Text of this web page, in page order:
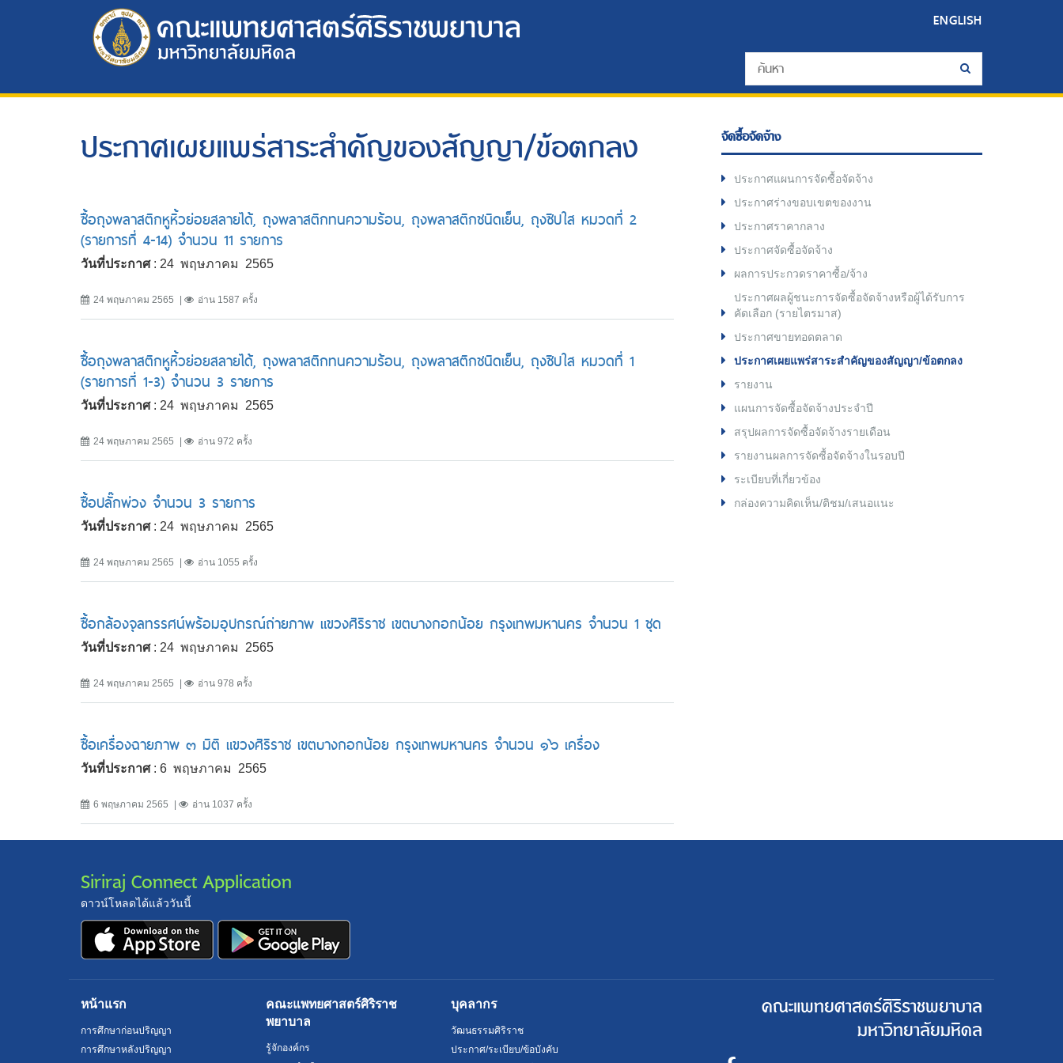
ENGLISH
ประกาศเผยแพร่สาระสำคัญของสัญญา/ข้อตกลง
ซื้อถุงพลาสติกหูหิ้วย่อยสลายได้, ถุงพลาสติกทนความร้อน, ถุงพลาสติกชนิดเย็น, ถุงซิปใส หมวดที่ 2
(รายการที่ 4-14) จำนวน 11 รายการ
วันที่ประกาศ: 24 พฤษภาคม 2565
24 พฤษภาคม 2565 อ่าน 1587 ครั้ง
ซื้อถุงพลาสติกหูหิ้วย่อยสลายได้, ถุงพลาสติกทนความร้อน, ถุงพลาสติกชนิดเย็น, ถุงซิปใส หมวดที่ 1
(รายการที่ 1-3) จำนวน 3 รายการ
วันที่ประกาศ: 24 พฤษภาคม 2565
24 พฤษภาคม 2565 อ่าน 972 ครั้ง
ซื้อปลั๊กพ่วง จำนวน 3 รายการ
วันที่ประกาศ: 24 พฤษภาคม 2565
24 พฤษภาคม 2565 อ่าน 1055 ครั้ง
ซื้อกล้องจุลทรรศน์พร้อมอุปกรณ์ถ่ายภาพ แขวงศิริราช เขตบางกอกน้อย กรุงเทพมหานคร จำนวน 1 ชุด
วันที่ประกาศ: 24 พฤษภาคม 2565
24 พฤษภาคม 2565 อ่าน 978 ครั้ง
ซื้อเครื่องฉายภาพ ๓ มิติ แขวงศิริราช เขตบางกอกน้อย กรุงเทพมหานคร จำนวน ๑๖ เครื่อง
วันที่ประกาศ: 6 พฤษภาคม 2565
6 พฤษภาคม 2565 อ่าน 1037 ครั้ง
จัดซื้อจัดจ้าง
ประกาศแผนการจัดซื้อจัดจ้าง
ประกาศร่างขอบเขตของงาน
ประกาศราคากลาง
ประกาศจัดซื้อจัดจ้าง
ผลการประกวดราคาซื้อ/จ้าง
ประกาศผลผู้ชนะการจัดซื้อจัดจ้างหรือผู้ได้รับการ
คัดเลือก (รายไตรมาส)
ประกาศขายทอดตลาด
ประกาศเผยแพร่สาระสำคัญของสัญญา/ข้อตกลง
รายงาน
แผนการจัดซื้อจัดจ้างประจำปี
สรุปผลการจัดซื้อจัดจ้างรายเดือน
รายงานผลการจัดซื้อจัดจ้างในรอบปี
ระเบียบที่เกี่ยวข้อง
กล่องความคิดเห็น/ติชม/เสนอแนะ
Siriraj Connect Application
ดาวน์โหลดได้แล้ววันนี้
หน้าแรก
การศึกษาก่อนปริญญา
การศึกษาหลังปริญญา
คณะแพทยศาสตร์ศิริราช
พยาบาล
รู้จักองค์กร
บุคลากร
วัฒนธรรมศิริราช
ประกาศ/ระเบียบ/ข้อบังคับ
คณะแพทยศาสตร์ศิริราชพยาบาล
มหาวิทยาลัยมหิดล